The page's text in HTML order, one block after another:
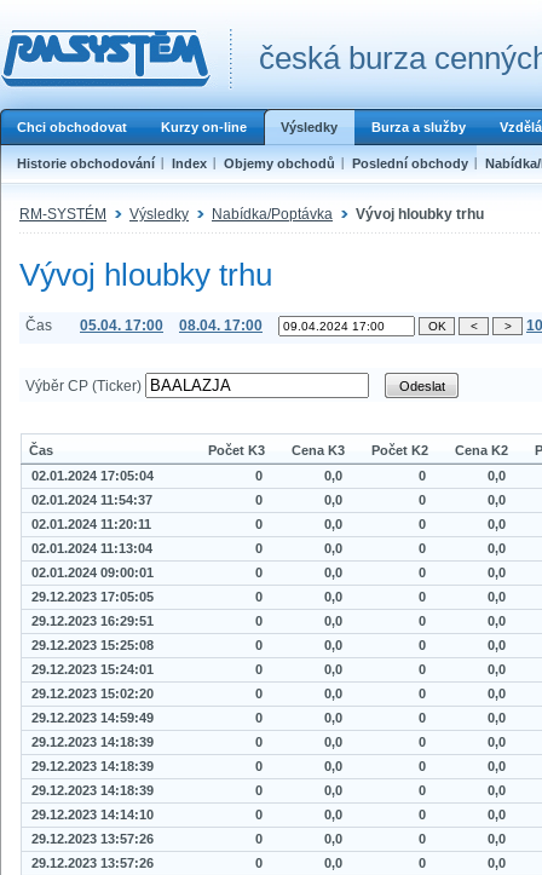
česká burza
Chci obchodovat Kurzy on-line Výsledky Burza a služby
Historie obchodování Index Objemy obchodů Poslední obchody
RM-SYSTÉM Výsledky Nabídka/Poptávka Vývoj hloubky trhu
Vývoj hloubky trhu
Čas 05.04. 17:00 08.04. 17:00
Výběr CP (Ticker)
Čas Počet K3 Cena K3 Počet K2 Cena K2
02.01.2024 17:05:04
0 0,0 0
0,0
02.01.2024 11:54:37
0 0,0 0
0,0
02.01.2024 11:20:11
0 0,0 0
0,0
02.01.2024 11:13:04
0 0,0 0
0,0
02.01.2024 09:00:01
0 0,0 0
0,0
29.12.2023 17:05:05
0 0,0 0
0,0
29.12.2023 16:29:51
0 0,0 0
0,0
29.12.2023 15:25:08
0 0,0 0
0,0
29.12.2023 15:24:01
0 0,0 0
0,0
29.12.2023 15:02:20
0 0,0 0
0,0
29.12.2023 14:59:49
0 0,0 0
0,0
29.12.2023 14:18:39
0 0,0 0
0,0
29.12.2023 14:18:39
0 0,0 0
0,0
29.12.2023 14:18:39
0 0,0 0
0,0
29.12.2023 14:14:10
0 0,0 0
0,0
29.12.2023 13:57:26
0 0,0 0
0,0
29.12.2023 13:57:26
0 0,0 0
0,0